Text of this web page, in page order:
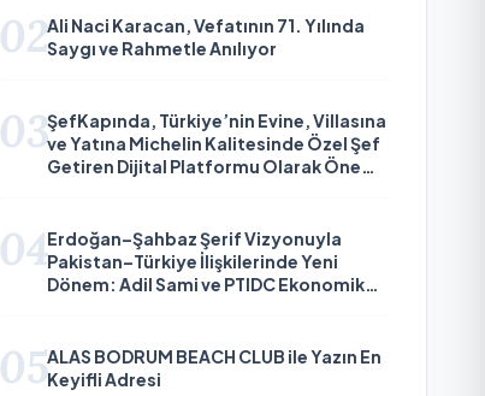
02Ali Naci Karacan, Vefatının 71. Yılında
Saygı ve Rahmetle Anılıyor
03ŞefKapında, Türkiye’nin Evine, Villasına
ve Yatına Michelin Kalitesinde Özel Şef
Getiren Dijital Platformu Olarak Öne
04Erdoğan–Şahbaz Şerif Vizyonuyla
Pakistan–Türkiye İlişkilerinde Yeni
Dönem: Adil Sami ve PTIDC Ekonomik
05ALAS BODRUM BEACH CLUB ile Yazın En
Keyifli Adresi